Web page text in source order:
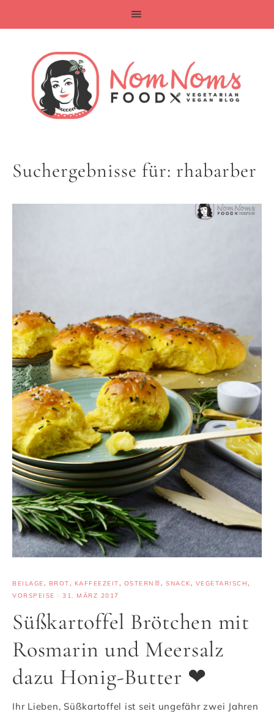
Suchergebnisse für: rhabarber
BEILAGE, BROT, KAFFEEZEIT, OSTERN🐰 , SNACK, VEGETARISCH,
VORSPEISE · 31. MÄRZ 2017
Süßkartoffel Brötchen mit
Rosmarin und Meersalz
dazu Honig-Butter ❤
Ihr Lieben, Süßkartoffel ist seit ungefähr zwei Jahren